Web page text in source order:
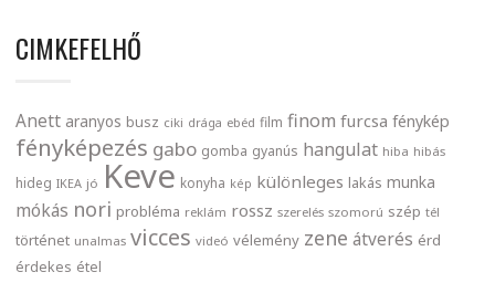
CIMKEFELHŐ
Anett aranyos busz ciki drága ebéd film finom furcsa fénykép
fényképezés gabo gomba gyanús hangulat hiba hibás
hideg IKEA jó Keve konyha kép különleges lakás munka
mókás nori probléma reklám rossz szerelés szomorú szép tél
történet unalmas vicces videó vélemény zene átverés érd
érdekes étel